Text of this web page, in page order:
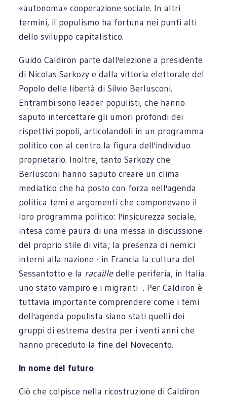
«autonoma» cooperazione sociale. In altri
termini, il populismo ha fortuna nei punti alti
dello sviluppo capitalistico.
Guido Caldiron parte dall'elezione a presidente
di Nicolas Sarkozy e dalla vittoria elettorale del
Popolo delle libertà di Silvio Berlusconi.
Entrambi sono leader populisti, che hanno
saputo intercettare gli umori profondi dei
rispettivi popoli, articolandoli in un programma
politico con al centro la figura dell'individuo
proprietario. Inoltre, tanto Sarkozy che
Berlusconi hanno saputo creare un clima
mediatico che ha posto con forza nell'agenda
politica temi e argomenti che componevano il
loro programma politico: l'insicurezza sociale,
intesa come paura di una messa in discussione
del proprio stile di vita; la presenza di nemici
interni alla nazione - in Francia la cultura del
Sessantotto e la racailledelle periferia, in Italia
uno stato-vampiro e i migranti -. Per Caldiron è
tuttavia importante comprendere come i temi
dell'agenda populista siano stati quelli dei
gruppi di estrema destra per i venti anni che
hanno preceduto la fine del Novecento.
In nome del futuro
Ciò che colpisce nella ricostruzione di Caldiron